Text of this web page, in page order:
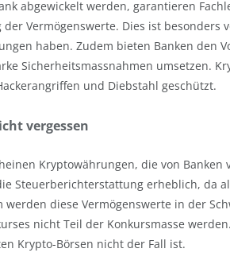
abgewickelt werden, garantieren
der Vermögenswerte. Dies ist
haben. Zudem bieten Banken den
Sicherheitsmassnahmen umsetzen.
und Diebstahl geschützt.
vergessen
Kryptowährungen, die von
Steuerberichterstattung erheblich, da
werden diese Vermögenswerte in der
nicht Teil der Konkursmasse
Krypto-Börsen nicht der Fall ist.